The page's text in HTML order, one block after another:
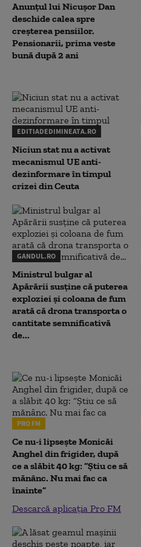
Anunțul lui Nicușor Dan
deschide calea spre
creșterea pensiilor.
Pensionarii, prima veste
bună după 2 ani
EDITIADEDIMINEATA.RO
Niciun stat nu a activat
mecanismul UE anti-
dezinformare în timpul
crizei din Ceuta
GANDUL.RO
Ministrul bulgar al
Apărării susține că puterea
exploziei și coloana de fum
arată că drona transporta o
cantitate semnificativă
de...
PRO FM
Ce nu-i lipsește Monicăi
Anghel din frigider, după
ce a slăbit 40 kg: “Știu ce să
mănânc. Nu mai fac ca
înainte”
Descarcă aplicația Pro FM